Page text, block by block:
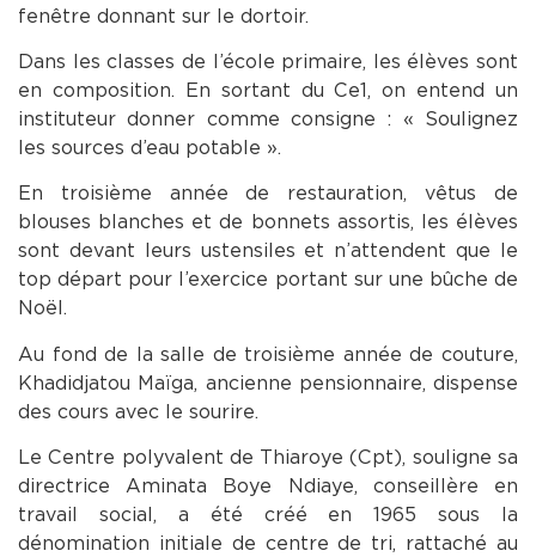
fenêtre donnant sur le dortoir.
Dans les classes de l’école primaire, les élèves sont
en composition. En sortant du Ce1, on entend un
instituteur donner comme consigne : « Soulignez
les sources d’eau potable ».
En troisième année de restauration, vêtus de
blouses blanches et de bonnets assortis, les élèves
sont devant leurs ustensiles et n’attendent que le
top départ pour l’exercice portant sur une bûche de
Noël.
Au fond de la salle de troisième année de couture,
Khadidjatou Maïga, ancienne pensionnaire, dispense
des cours avec le sourire.
Le Centre polyvalent de Thiaroye (Cpt), souligne sa
directrice Aminata Boye Ndiaye, conseillère en
travail social, a été créé en 1965 sous la
dénomination initiale de centre de tri, rattaché au